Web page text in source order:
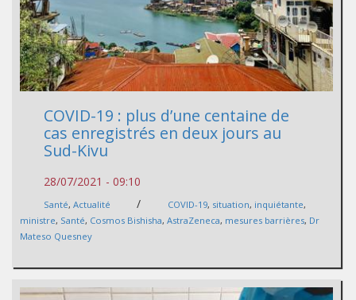
COVID-19 : plus d’une centaine de
cas enregistrés en deux jours au
Sud-Kivu
28/07/2021 - 09:10
Santé, Actualité / COVID-19, situation, inquiétante,
ministre, Santé, Cosmos Bishisha, AstraZeneca, mesures barrières, Dr
Mateso Quesney